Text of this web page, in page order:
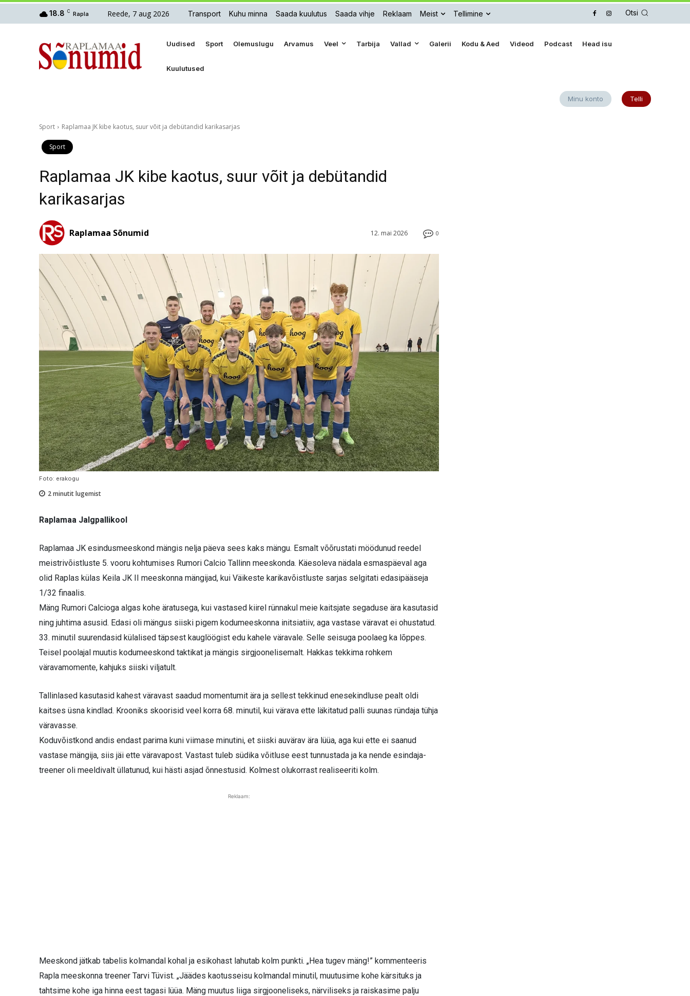
18.8 C Rapla Reede, 7 aug 2026 Transport Kuhu minna Saada kuulutus Saada vihje Reklaam Meist Tellimine Otsi
Uudised Sport Olemuslugu Arvamus Veel Tarbija Vallad Galerii Kodu & Aed Videod Podcast Head isu
Kuulutused
Minu konto Telli
Sport Raplamaa JK kibe kaotus, suur võit ja debütandid karikasarjas
Sport
Raplamaa JK kibe kaotus, suur võit ja debütandid
karikasarjas
0
12. mai 2026
Raplamaa Sõnumid
Foto: erakogu
2minutit lugemist
Raplamaa Jalgpallikool
Raplamaa JK esindusmeeskond mängis nelja päeva sees kaks mängu. Esmalt võõrustati möödunud reedel
meistrivõistluste 5. vooru kohtumises Rumori Calcio Tallinn meeskonda. Käesoleva nädala esmaspäeval aga
olid Raplas külas Keila JK II meeskonna mängijad, kui Väikeste karikavõistluste sarjas selgitati edasipääseja
1/32 finaalis.
Mäng Rumori Calcioga algas kohe äratusega, kui vastased kiirel rünnakul meie kaitsjate segaduse ära kasutasid
ning juhtima asusid. Edasi oli mängus siiski pigem kodumeeskonna initsiatiiv, aga vastase väravat ei ohustatud.
33. minutil suurendasid külalised täpsest kauglöögist edu kahele väravale. Selle seisuga poolaeg ka lõppes.
Teisel poolajal muutis kodumeeskond taktikat ja mängis sirgjoonelisemalt. Hakkas tekkima rohkem
väravamomente, kahjuks siiski viljatult.
Tallinlased kasutasid kahest väravast saadud momentumit ära ja sellest tekkinud enesekindluse pealt oldi
kaitses üsna kindlad. Krooniks skoorisid veel korra 68. minutil, kui värava ette läkitatud palli suunas ründaja tühja
väravasse.
Koduvõistkond andis endast parima kuni viimase minutini, et siiski auvärav ära lüüa, aga kui ette ei saanud
vastase mängija, siis jäi ette väravapost. Vastast tuleb südika võitluse eest tunnustada ja ka nende esindaja-
treener oli meeldivalt üllatunud, kui hästi asjad õnnestusid. Kolmest olukorrast realiseeriti kolm.
Reklaam:
Meeskond jätkab tabelis kolmandal kohal ja esikohast lahutab kolm punkti. „Hea tugev mäng!” kommenteeris
Rapla meeskonna treener Tarvi Tüvist. „Jäädes kaotusseisu kolmandal minutil, muutusime kohe kärsituks ja
tahtsime kohe iga hinna eest tagasi lüüa. Mäng muutus liiga sirgjooneliseks, närviliseks ja raiskasime palju